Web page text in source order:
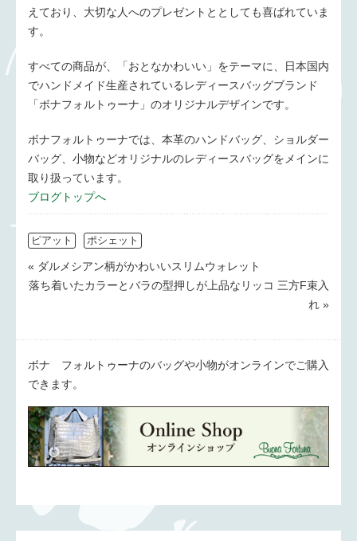
えており、大切な人へのプレゼントととしても喜ばれていま
す。
すべての商品が、「おとなかわいい」をテーマに、日本国内
でハンドメイド生産されているレディースバッグブランド
「ボナフォルトゥーナ」のオリジナルデザインです。
ボナフォルトゥーナでは、本革のハンドバッグ、ショルダー
バッグ、小物などオリジナルのレディースバッグをメインに
取り扱っています。
ブログトップへ
ピアット ポシェット
« ダルメシアン柄がかわいいスリムウォレット
落ち着いたカラーとバラの型押しが上品なリッコ 三方F束入
れ »
ボナ フォルトゥーナのバッグや小物がオンラインでご購入
できます。